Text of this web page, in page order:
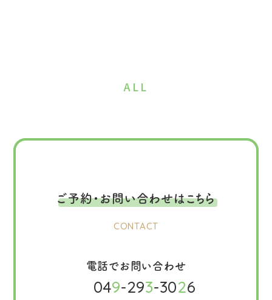
ALL
ご予約・お問い合わせはこちら
CONTACT
電話でお問い合わせ
049-293-3026